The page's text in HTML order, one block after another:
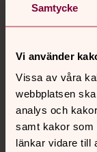
Samtycke
Vi använder
Vissa av våra
webbplatsen
analys och
samt kakor som
länkar vidare till
Kontakt
Kalender